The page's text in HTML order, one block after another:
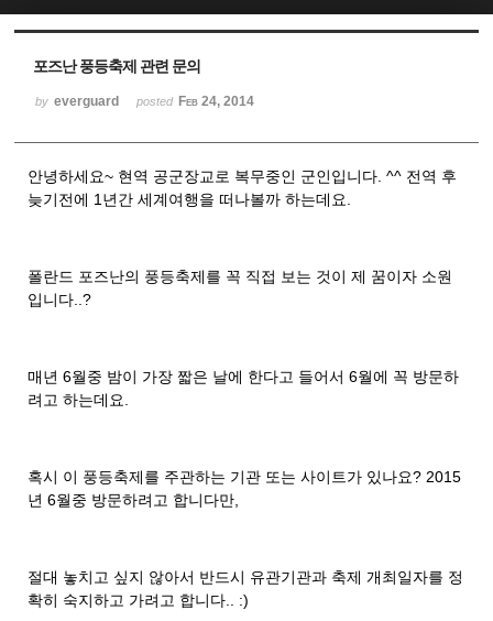
포즈난 풍등축제 관련 문의
by everguard posted Feb 24, 2014
안녕하세요~ 현역 공군장교로 복무중인 군인입니다. ^^ 전역 후
늦기전에 1년간 세계여행을 떠나볼까 하는데요.
폴란드 포즈난의 풍등축제를 꼭 직접 보는 것이 제 꿈이자 소원
입니다..?
매년 6월중 밤이 가장 짧은 날에 한다고 들어서 6월에 꼭 방문하
려고 하는데요.
혹시 이 풍등축제를 주관하는 기관 또는 사이트가 있나요? 2015
년 6월중 방문하려고 합니다만,
절대 놓치고 싶지 않아서 반드시 유관기관과 축제 개최일자를 정
확히 숙지하고 가려고 합니다.. :)
Sketchbook5, 스케치북5